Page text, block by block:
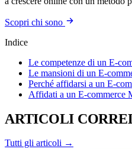
Scopri chi sono
Indice
Le competenze di un E-
Le mansioni di un E-
Perché affidarsi a un E-
Affidati a un E-commerce
ARTICOLI
Tutti gli articoli →